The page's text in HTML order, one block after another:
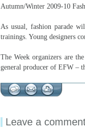
Autumn/Winter 2009-10
As usual, fashion parade
trainings. Young designers
The Week organizers are
general producer of EFW –
Leave a